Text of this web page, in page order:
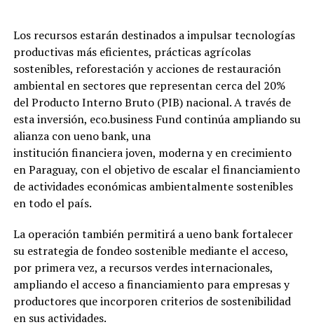
Los recursos estarán destinados a impulsar tecnologías
productivas más eficientes, prácticas agrícolas
sostenibles, reforestación y acciones de restauración
ambiental en sectores que representan cerca del 20%
del Producto Interno Bruto (PIB) nacional. A través de
esta inversión, eco.business Fund continúa ampliando su
alianza con ueno bank, una
institución financiera joven, moderna y en crecimiento
en Paraguay, con el objetivo de escalar el financiamiento
de actividades económicas ambientalmente sostenibles
en todo el país.
La operación también permitirá a ueno bank fortalecer
su estrategia de fondeo sostenible mediante el acceso,
por primera vez, a recursos verdes internacionales,
ampliando el acceso a financiamiento para empresas y
productores que incorporen criterios de sostenibilidad
en sus actividades.